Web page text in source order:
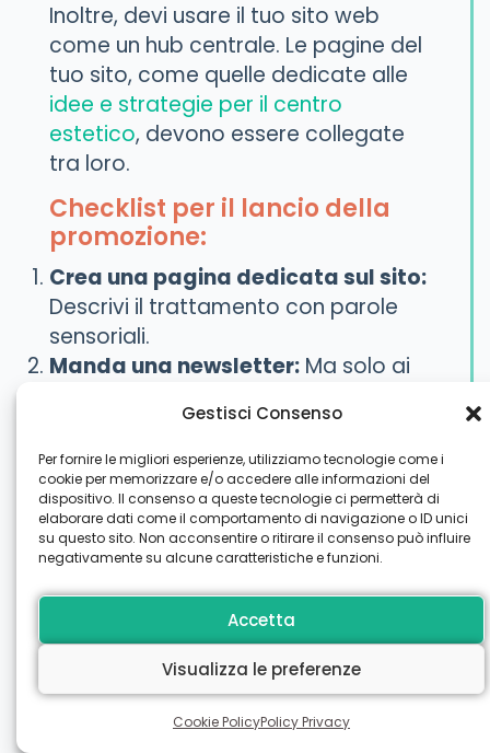
Gestisci Consenso
Per fornire le migliori esperienze, utilizziamo tecnologie come i
cookie per memorizzare e/o accedere alle informazioni del
dispositivo. Il consenso a queste tecnologie ci permetterà di
elaborare dati come il comportamento di navigazione o ID unici
su questo sito. Non acconsentire o ritirare il consenso può influire
negativamente su alcune caratteristiche e funzioni.
Accetta
Visualizza le preferenze
Cookie PolicyPolicy Privacy
Inoltre, devi usare il tuo sito web
come un hub centrale. Le pagine del
tuo sito, come quelle dedicate alle
idee e strategie per il centro
estetico, devono essere collegate
tra loro.
Checklist per il lancio della
promozione:
Crea una pagina dedicata sul sito:
Descrivi il trattamento con parole
sensoriali.
Manda una newsletter: Ma solo ai
(campagna di recupero).
Usa WhatsApp Business:Manda un
messaggio personalizzato (non
broadcast massivo!) alle tue clienti
VIP.
Google My Business:Crea un “Post
Offerta” sulla tua scheda Google. È
fondamentale per la SEO locale!
Se vuoi vedere esempi di promozioni
di successo, dai un’occhiata alla